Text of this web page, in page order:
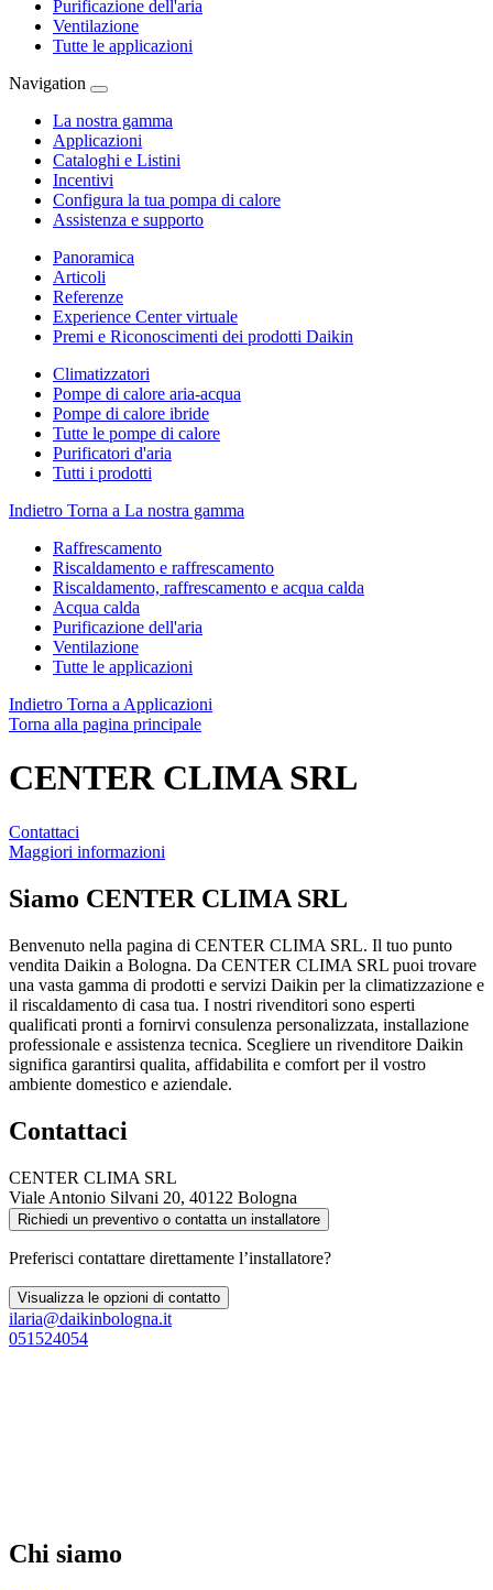
Purificazione dell'aria
Ventilazione
Tutte le applicazioni
Navigation
La nostra gamma
Applicazioni
Cataloghi e Listini
Incentivi
Configura la tua pompa di calore
Assistenza e supporto
Panoramica
Articoli
Referenze
Experience Center virtuale
Premi e Riconoscimenti dei prodotti Daikin
Climatizzatori
Pompe di calore aria-acqua
Pompe di calore ibride
Tutte le pompe di calore
Purificatori d'aria
Tutti i prodotti
Indietro Torna a La nostra gamma
Raffrescamento
Riscaldamento e raffrescamento
Riscaldamento, raffrescamento e acqua calda
Acqua calda
Purificazione dell'aria
Ventilazione
Tutte le applicazioni
Indietro Torna a Applicazioni
Torna alla pagina principale
CENTER CLIMA SRL
Contattaci
Maggiori informazioni
Siamo CENTER CLIMA SRL
Benvenuto nella pagina di CENTER CLIMA SRL. Il tuo punto
vendita Daikin a Bologna. Da CENTER CLIMA SRL puoi trovare
una vasta gamma di prodotti e servizi Daikin per la climatizzazione e
il riscaldamento di casa tua. I nostri rivenditori sono esperti
qualificati pronti a fornirvi consulenza personalizzata, installazione
professionale e assistenza tecnica. Scegliere un rivenditore Daikin
significa garantirsi qualita, affidabilita e comfort per il vostro
ambiente domestico e aziendale.
Contattaci
CENTER CLIMA SRL
Viale Antonio Silvani 20, 40122 Bologna
Richiedi un preventivo o contatta un installatore
Preferisci contattare direttamente l’installatore?
Visualizza le opzioni di contatto
ilaria@daikinbologna.it
051524054
Chi siamo